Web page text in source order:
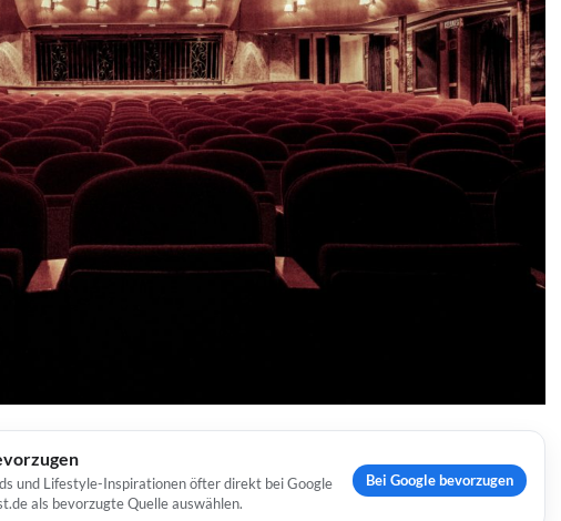
und Lifestyle-Inspirationen öfter direkt bei Google
als bevorzugte Quelle auswählen.
Bei Google bevorzugen